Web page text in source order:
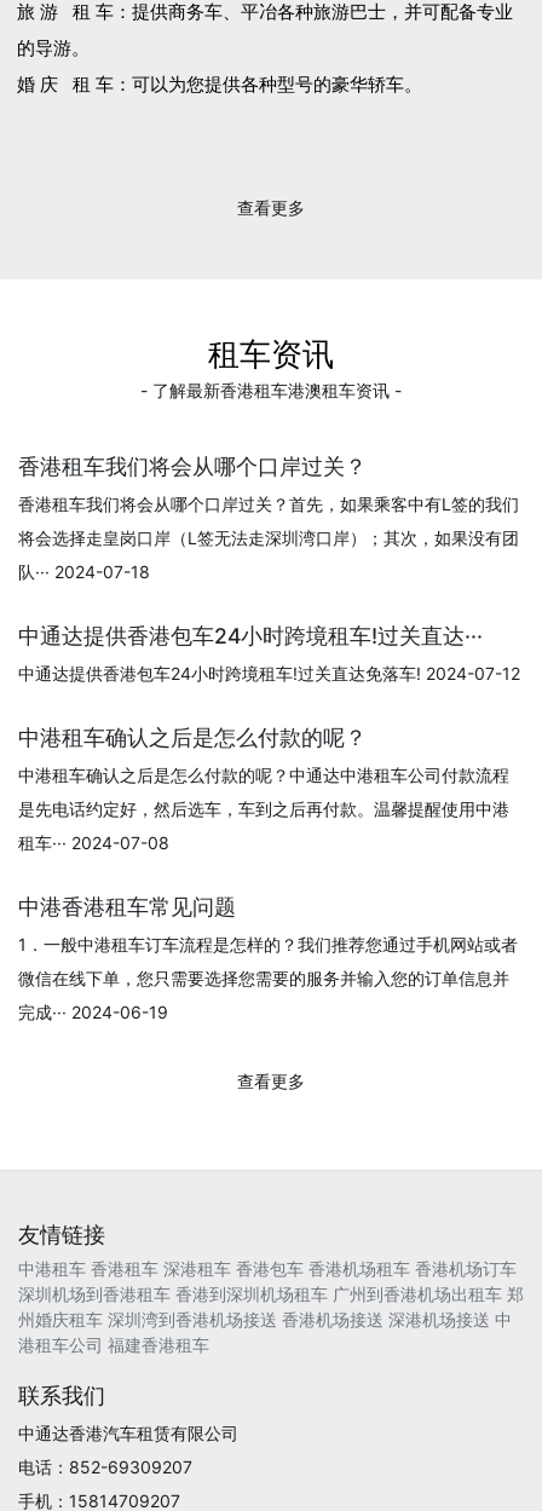
旅 游 租 车：提供商务车、平冶各种旅游巴士，并可配备专业
的导游。
婚 庆 租 车：可以为您提供各种型号的豪华轿车。
查看更多
租车资讯
- 了解最新香港租车港澳租车资讯 -
香港租车我们将会从哪个口岸过关？
香港租车我们将会从哪个口岸过关？首先，如果乘客中有L签的我们
将会选择走皇岗口岸（L签无法走深圳湾口岸）；其次，如果没有团
队··· 2024-07-18
中通达提供香港包车24小时跨境租车!过关直达···
中通达提供香港包车24小时跨境租车!过关直达免落车! 2024-07-12
中港租车确认之后是怎么付款的呢？
中港租车确认之后是怎么付款的呢？中通达中港租车公司付款流程
是先电话约定好，然后选车，车到之后再付款。温馨提醒使用中港
租车··· 2024-07-08
中港香港租车常见问题
1．一般中港租车订车流程是怎样的？我们推荐您通过手机网站或者
微信在线下单，您只需要选择您需要的服务并输入您的订单信息并
完成··· 2024-06-19
查看更多
友情链接
中港租车 香港租车 深港租车 香港包车 香港机场租车 香港机场订车
深圳机场到香港租车 香港到深圳机场租车 广州到香港机场出租车 郑
州婚庆租车 深圳湾到香港机场接送 香港机场接送 深港机场接送 中
港租车公司 福建香港租车
联系我们
中通达香港汽车租赁有限公司
电话：852-69309207
手机：15814709207